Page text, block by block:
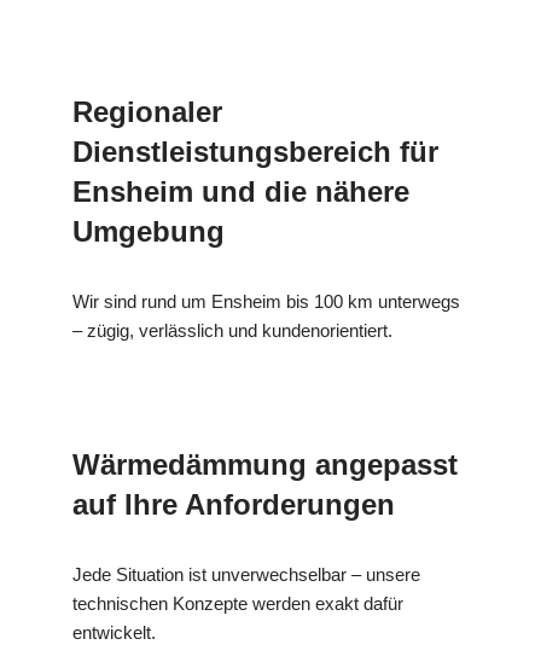
Regionaler
Dienstleistungsbereich für
Ensheim und die nähere
Umgebung
Wir sind rund um Ensheim bis 100 km unterwegs
– zügig, verlässlich und kundenorientiert.
Wärmedämmung angepasst
auf Ihre Anforderungen
Jede Situation ist unverwechselbar – unsere
technischen Konzepte werden exakt dafür
entwickelt.